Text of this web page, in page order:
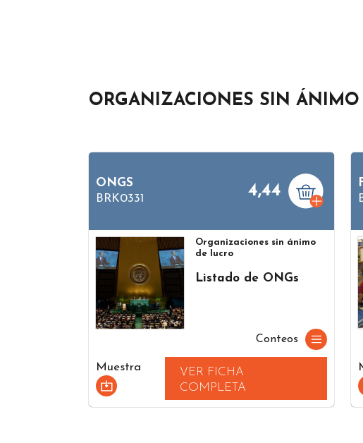
ORGANIZACIONES SIN
ONGS
BRK0331
4,44
Organizaciones sin ánimo
de lucro
Listado de ONGs
Conteos
Muestra
VER FICHA
COMPLETA